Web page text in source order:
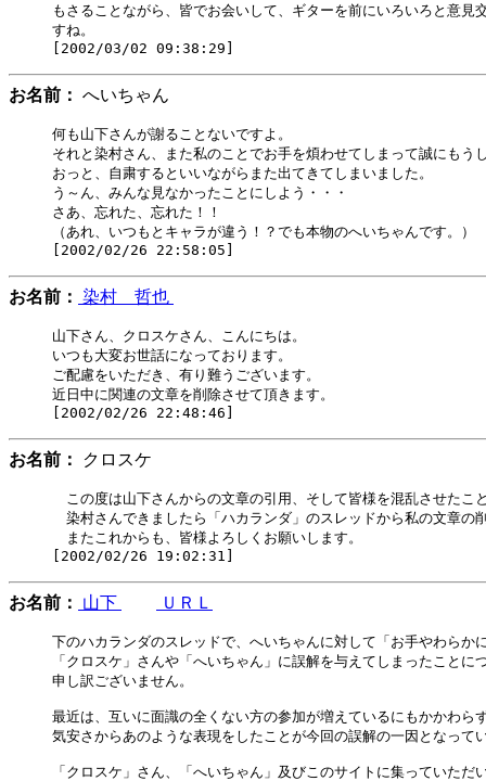
もさることながら、皆でお会いして、ギターを前にいろいろと意見
すね。
お名前： へいちゃん
何も山下さんが謝ることないですよ。
それと染村さん、また私のことでお手を煩わせてしまって誠にもう
おっと、自粛するといいながらまた出てきてしまいました。
う～ん、みんな見なかったことにしよう・・・
さあ、忘れた、忘れた！！
（あれ、いつもとキャラが違う！？でも本物のへいちゃんです。）
お名前： 染村 哲也
山下さん、クロスケさん、こんにちは。
いつも大変お世話になっております。
ご配慮をいただき、有り難うございます。
近日中に関連の文章を削除させて頂きます。
お名前： クロスケ
この度は山下さんからの文章の引用、そして皆様を混乱させたこ
染村さんできましたら「ハカランダ」のスレッドから私の文章の
またこれからも、皆様よろしくお願いします。
お名前： 山下 ＵＲＬ
下のハカランダのスレッドで、へいちゃんに対して「お手やわらか
「クロスケ」さんや「へいちゃん」に誤解を与えてしまったことに
申し訳ございません。
最近は、互いに面識の全くない方の参加が増えているにもかかわら
気安さからあのような表現をしたことが今回の誤解の一因となって
「クロスケ」さん、「へいちゃん」及びこのサイトに集ってい